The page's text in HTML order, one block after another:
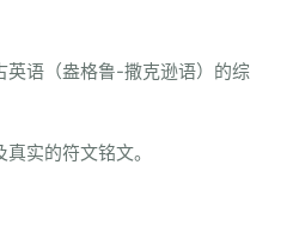
英语（盎格鲁-撒克逊语）的综
实的符文铭文。